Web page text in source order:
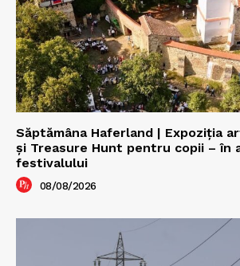
Săptămâna Haferland | Expoziţia
şi Treasure Hunt pentru copii – în
festivalului
08/08/2026